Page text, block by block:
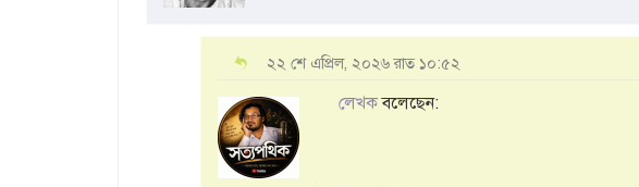
২২ শে এপ্রিল, ২০২৬ রাত ১০:৫২
লেখকবলেছেন: